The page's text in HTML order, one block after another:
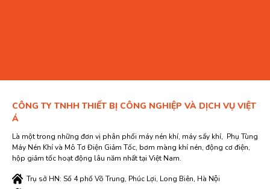
CÔNG TY TNHH THIẾT BỊ CÔNG NGHIỆP VÀ DỊCH VỤ VIỆT
Á
Là một trong những đơn vị phân phối máy nén khí, máy sấy khí, Phụ Tùng
Máy Nén Khí và Mô Tơ Điện Giảm Tốc, bơm màng khí nén, động cơ điện,
hộp giảm tốc hoạt động lâu năm nhất tại Việt Nam.
Trụ sở HN: Số 4 phố Võ Trung, Phúc Lợi, Long Biên, Hà Nội